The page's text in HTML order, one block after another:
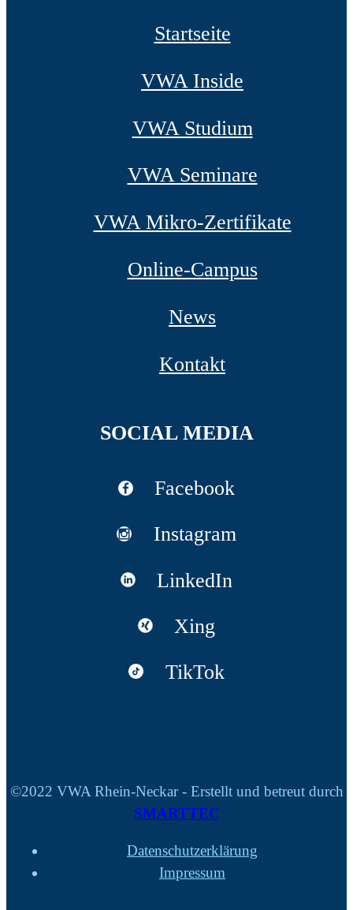
Startseite
VWA Inside
VWA Studium
VWA Seminare
VWA Mikro-Zertifikate
Online-Campus
News
Kontakt
SOCIAL MEDIA
Facebook
Instagram
LinkedIn
Xing
TikTok
©2022 VWA Rhein-Neckar - Erstellt und betreut durch
SMARTTEC
Datenschutzerklärung
Impressum